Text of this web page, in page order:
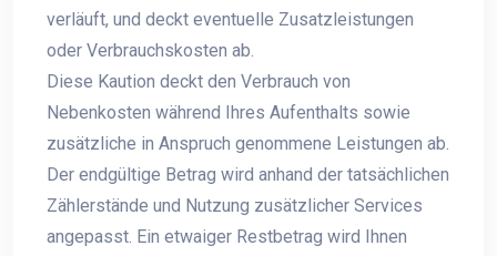
verläuft, und deckt eventuelle Zusatzleistungen
oder Verbrauchskosten ab.
Diese Kaution deckt den Verbrauch von
Nebenkosten während Ihres Aufenthalts sowie
zusätzliche in Anspruch genommene Leistungen ab.
Der endgültige Betrag wird anhand der tatsächlichen
Zählerstände und Nutzung zusätzlicher Services
angepasst. Ein etwaiger Restbetrag wird Ihnen